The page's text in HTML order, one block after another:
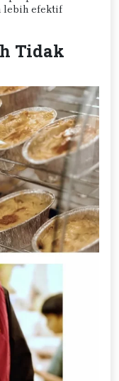
lebih efektif
Tidak